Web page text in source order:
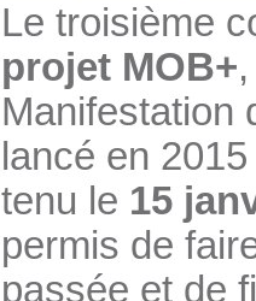
Le troisième
projet MOB+
Manifestation
lancé en
tenu le 15
permis de
passée et de